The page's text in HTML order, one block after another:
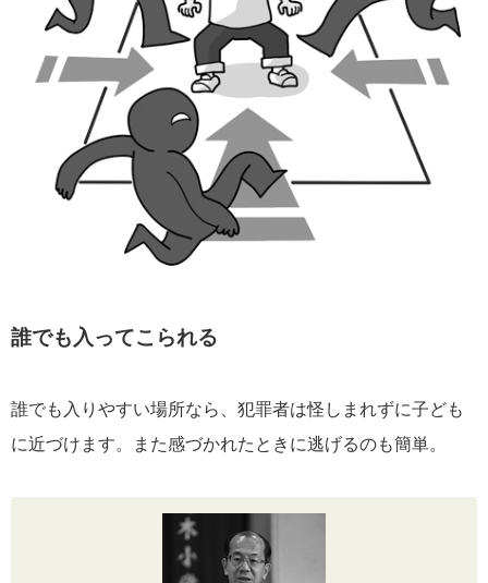
誰でも入ってこられる
誰でも入りやすい場所なら、犯罪者は怪しまれずに子ども
に近づけます。また感づかれたときに逃げるのも簡単。